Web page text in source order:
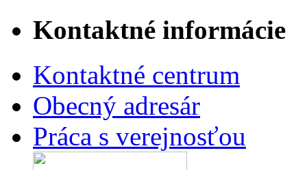
Kontaktné informácie
Kontaktné centrum
Obecný adresár
Práca s verejnosťou